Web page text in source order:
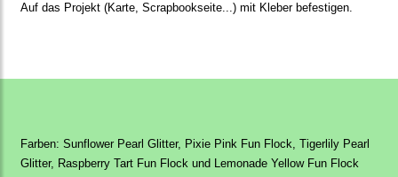
Auf das Projekt (Karte, Scrapbookseite...) mit Kleber befestigen.
Farben: Sunflower Pearl Glitter, Pixie Pink Fun Flock, Tigerlily Pearl
Glitter, Raspberry Tart Fun Flock und Lemonade Yellow Fun Flock